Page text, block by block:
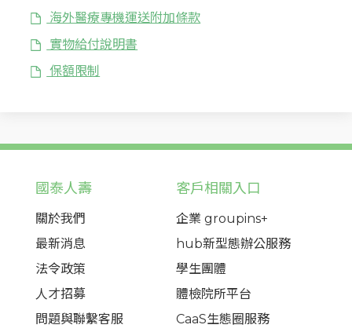
海外醫療專機運送附加條款
實物給付說明書
保額限制
國泰人壽
關於我們
最新消息
法令政策
人才招募
問題與聯繫客服
客戶相關入口
企業 groupins+
hub新型態辦公服務
學生團體
體檢院所平台
CaaS生態圈服務